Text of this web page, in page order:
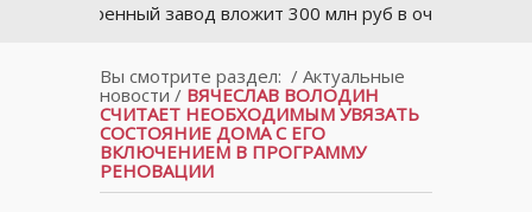
завод вложит 300 млн руб в очистные
Вы смотрите раздел: / Актуальные
новости/ ВЯЧЕСЛАВ ВОЛОДИН
СЧИТАЕТ НЕОБХОДИМЫМ УВЯЗАТЬ
СОСТОЯНИЕ ДОМА С ЕГО
ВКЛЮЧЕНИЕМ В ПРОГРАММУ
РЕНОВАЦИИ